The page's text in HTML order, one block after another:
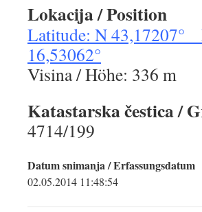
Lokacija / Position
Latitude: N 43,17207°
16,53062°
Visina / Höhe: 336 m
Katastarska čestica /
4714/199
Datum snimanja / Erfassungsdatum
02.05.2014 11:48:54